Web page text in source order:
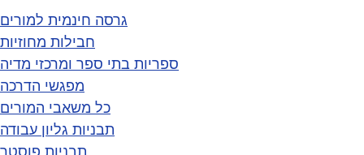
גרסה חינמית למורים
חבילות מחוזיות
ספריות בתי ספר ומרכזי מדיה
מפגשי הדרכה
כל משאבי המורים
תבניות גליון עבודה
תבניות פוסטר